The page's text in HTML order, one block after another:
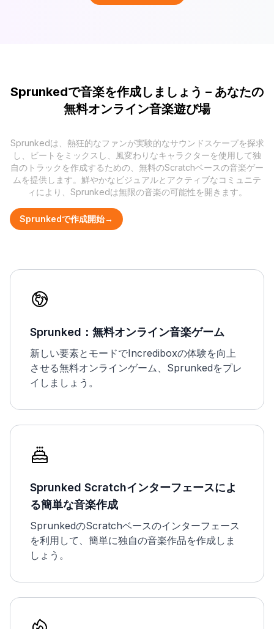
Sprunkedで音楽を作成しましょう – あなたの
無料オンライン音楽遊び場
Sprunkedは、熱狂的なファンが実験的なサウンドスケープを探求
し、ビートをミックスし、風変わりなキャラクターを使用して独
自のトラックを作成するための、無料のScratchベースの音楽ゲー
ムを提供します。鮮やかなビジュアルとアクティブなコミュニテ
ィにより、Sprunkedは無限の音楽の可能性を開きます。
Sprunkedで作成開始→
Sprunked：無料オンライン音楽ゲーム
新しい要素とモードでIncrediboxの体験を向上
させる無料オンラインゲーム、Sprunkedをプレ
イしましょう。
Sprunked Scratchインターフェースによ
る簡単な音楽作成
SprunkedのScratchベースのインターフェース
を利用して、簡単に独自の音楽作品を作成しま
しょう。